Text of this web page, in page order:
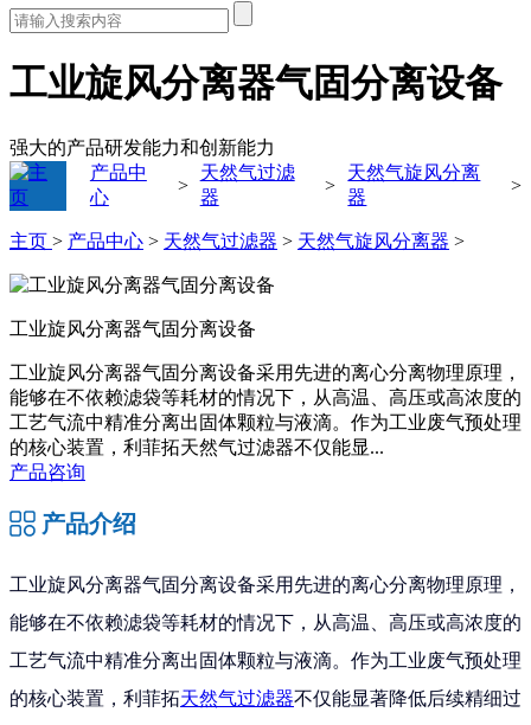
工业旋风分离器气固分离设备
强大的产品研发能力和创新能力
产品中
心
>
天然气过滤
器
>
天然气旋风分离
器
>
主页 > 产品中心 > 天然气过滤器 > 天然气旋风分离器 >
工业旋风分离器气固分离设备
工业旋风分离器气固分离设备采用先进的离心分离物理原理，
能够在不依赖滤袋等耗材的情况下，从高温、高压或高浓度的
工艺气流中精准分离出固体颗粒与液滴。作为工业废气预处理
的核心装置，利菲拓天然气过滤器不仅能显...
产品咨询
产品介绍
工业旋风分离器气固分离设备采用先进的离心分离物理原理，
能够在不依赖滤袋等耗材的情况下，从高温、高压或高浓度的
工艺气流中精准分离出固体颗粒与液滴。作为工业废气预处理
的核心装置，利菲拓天然气过滤器不仅能显著降低后续精细过